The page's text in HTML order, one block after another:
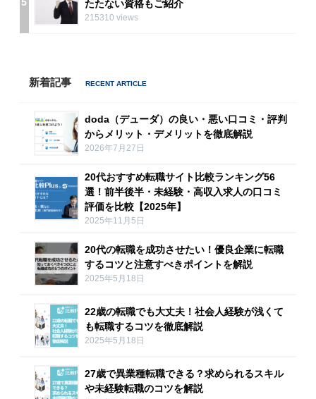
5
たたない資格もご紹介
215310 views
新着記事
doda（デューダ）の良い・悪い口コミ・評判
からメリット・デメリットを徹底解説
2026年7月27日
20代おすすめ転職サイト比較ランキング56
選！前半後半・未経験・高収入求人の口コミ
評価を比較【2025年】
2025年11月5日
20代の転職を成功させたい！優良企業に転職
するコツと注意すべきポイントを解説
2025年5月18日
22歳の転職でも大丈夫！社会人経験が浅くて
も転職するコツを徹底解説
2025年5月18日
27歳で異業種転職できる？求められるスキル
や未経験転職のコツを解説